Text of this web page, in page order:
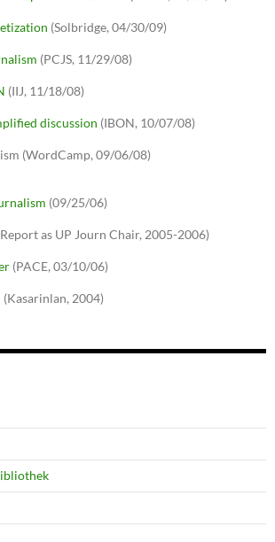
(Solbridge, 04/30/09)
(PCJS, 11/29/08)
(IIJ, 11/18/08)
discussion (IBON, 10/07/08)
(WordCamp, 09/06/08)
(09/25/06)
as UP Journ Chair, 2005-2006)
(PACE, 03/10/06)
(Kasarinlan, 2004)